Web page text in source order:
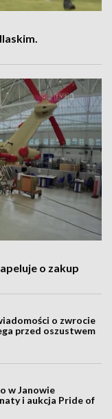
o zakup
o zwrocie
przed oszustwem
w Janowie
i aukcja Pride of